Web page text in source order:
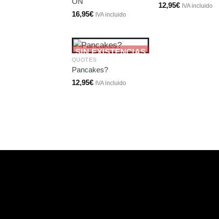
16,95€ IVA incluido
12,95€ IVA incluido
SIN EXISTENCIAS
QUOTES
Pancakes?
12,95€ IVA incluido